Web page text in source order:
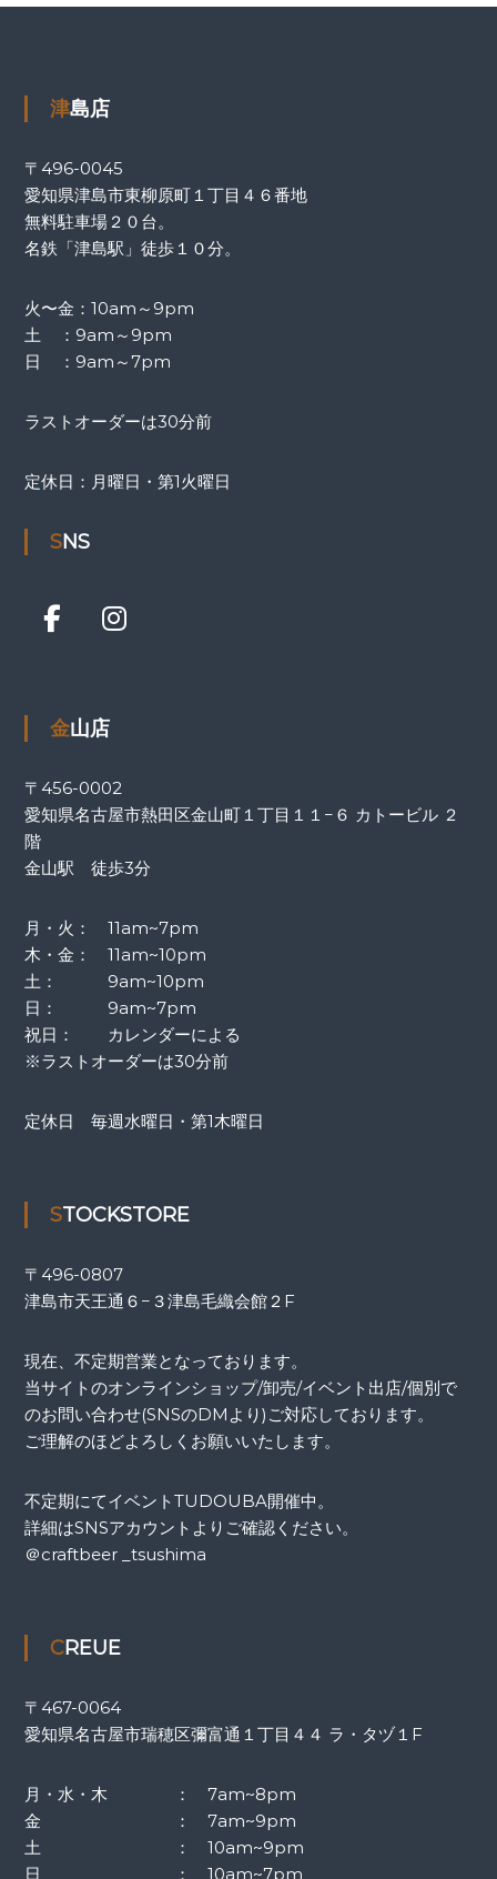
津島店
〒496-0045
愛知県津島市東柳原町１丁目４６番地
無料駐車場２０台。
名鉄「津島駅」徒歩１０分。
火〜金：10am～9pm
土 ：9am～9pm
日 ：9am～7pm
ラストオーダーは30分前
定休日：月曜日・第1火曜日
SNS
金山店
〒456-0002
愛知県名古屋市熱田区金山町１丁目１１−６ カトービル ２
階
金山駅 徒歩3分
月・火： 11am~7pm
木・金： 11am~10pm
土： 9am~10pm
日： 9am~7pm
祝日： カレンダーによる
※ラストオーダーは30分前
定休日 毎週水曜日・第1木曜日
STOCKSTORE
〒 496-0807
津島市天王通６−３津島毛織会館２F
現在、不定期営業となっております。
当サイトのオンラインショップ/卸売/イベント出店/個別で
のお問い合わせ(SNSのDMより)ご対応しております。
ご理解のほどよろしくお願いいたします。
不定期にてイベントTUDOUBA開催中。
詳細はSNSアカウントよりご確認ください。
＠craftbeer _tsushima
CREUE
〒467-0064
愛知県名古屋市瑞穂区彌富通１丁目４４ ラ・タヅ１F
月・水・木 ： 7am~8pm
金 ： 7am~9pm
土 ： 10am~9pm
日 ： 10am~7pm